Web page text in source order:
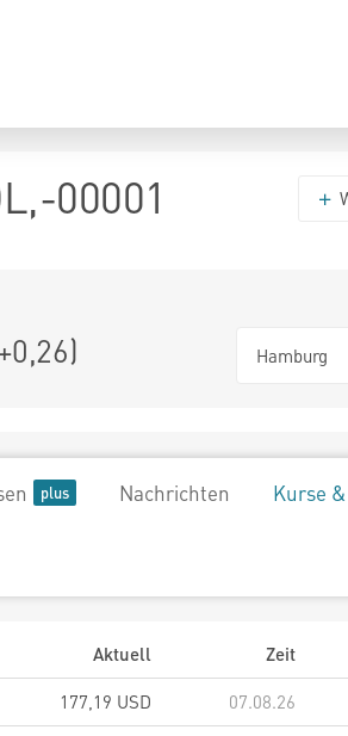
00001
) Hamburg
Nachrichten Kurse
Aktuell Zeit
177,19 USD 07.08.26